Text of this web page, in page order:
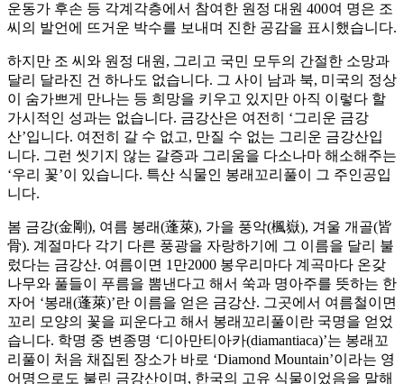
운동가 후손 등 각계각층에서 참여한 원정 대원 400여 명은 조
씨의 발언에 뜨거운 박수를 보내며 진한 공감을 표시했습니다.
하지만 조 씨와 원정 대원, 그리고 국민 모두의 간절한 소망과
달리 달라진 건 하나도 없습니다. 그 사이 남과 북, 미국의 정상
이 숨가쁘게 만나는 등 희망을 키우고 있지만 아직 이렇다 할
가시적인 성과는 없습니다. 금강산은 여전히 ‘그리운 금강
산’입니다. 여전히 갈 수 없고, 만질 수 없는 그리운 금강산입
니다. 그런 씻기지 않는 갈증과 그리움을 다소나마 해소해주는
‘우리 꽃’이 있습니다. 특산 식물인 봉래꼬리풀이 그 주인공입
니다.
봄 금강(金剛), 여름 봉래(蓬萊), 가을 풍악(楓嶽), 겨울 개골(皆
骨). 계절마다 각기 다른 풍광을 자랑하기에 그 이름을 달리 불
렀다는 금강산. 여름이면 1만2000 봉우리마다 계곡마다 온갖
나무와 풀들이 푸름을 뽐낸다고 해서 쑥과 명아주를 뜻하는 한
자어 ‘봉래(蓬萊)’란 이름을 얻은 금강산. 그곳에서 여름철이면
꼬리 모양의 꽃을 피운다고 해서 봉래꼬리풀이란 국명을 얻었
습니다. 학명 중 변종명 ‘디아만티아카(diamantiaca)’는 봉래꼬
리풀이 처음 채집된 장소가 바로 ‘Diamond Mountain’이라는 영
어명으로도 불린 금강산이며, 한국의 고유 식물이었음을 말해